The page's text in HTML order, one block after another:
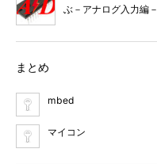
ぶ－アナログ入力編－
まとめ
mbed
マイコン